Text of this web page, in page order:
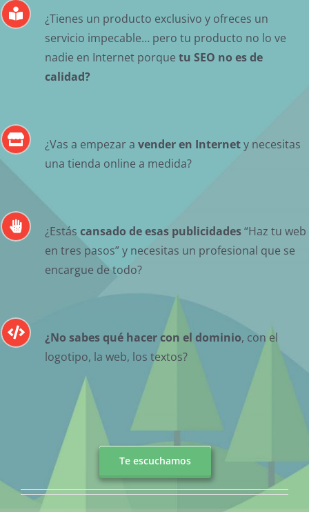
¿Tienes un producto exclusivo y ofreces un
servicio impecable… pero tu producto no lo ve
nadie en Internet porque tu SEO no es de
calidad?
¿Vas a empezar a vender en Internety necesitas
una tienda online a medida?
¿Estás cansado de esas publicidades“Haz tu web
en tres pasos” y necesitas un profesional que se
encargue de todo?
¿No sabes qué hacer con el dominio, con el
logotipo, la web, los textos?
Te escuchamos